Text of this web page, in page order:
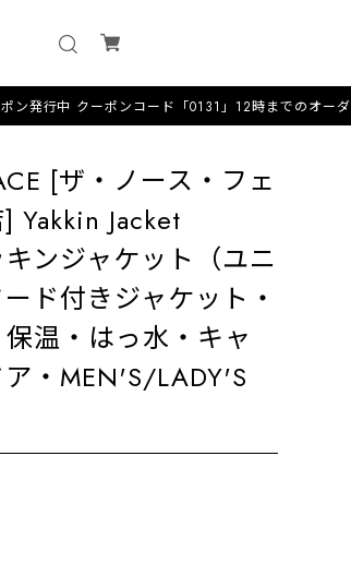
ポンコード「0131」12時までのオーダーは即日配
[ザ・ノース・フェ
Yakkin Jacket
ンジャケット（ユニ
ド付きジャケット・
温・はっ水・キャ
・MEN'S/LADY'S